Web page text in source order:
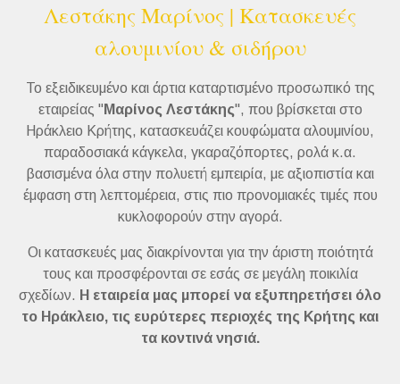
Λεστάκης Μαρίνος | Κατασκευές
αλουμινίου & σιδήρου
Το εξειδικευμένο και άρτια καταρτισμένο προσωπικό της
εταιρείας " Μαρίνος Λεστάκης", που βρίσκεται στο
Ηράκλειο Κρήτης, κατασκευάζει κουφώματα αλουμινίου,
παραδοσιακά κάγκελα, γκαραζόπορτες, ρολά κ.α.
βασισμένα όλα στην πολυετή εμπειρία, με αξιοπιστία και
έμφαση στη λεπτομέρεια, στις πιο προνομιακές τιμές που
κυκλοφορούν στην αγορά.
Οι κατασκευές μας διακρίνονται για την άριστη ποιότητά
τους και προσφέρονται σε εσάς σε μεγάλη ποικιλία
σχεδίων. Η εταιρεία μας μπορεί να εξυπηρετήσει όλο
το Ηράκλειο, τις ευρύτερες περιοχές της Κρήτης και
τα κοντινά νησιά.